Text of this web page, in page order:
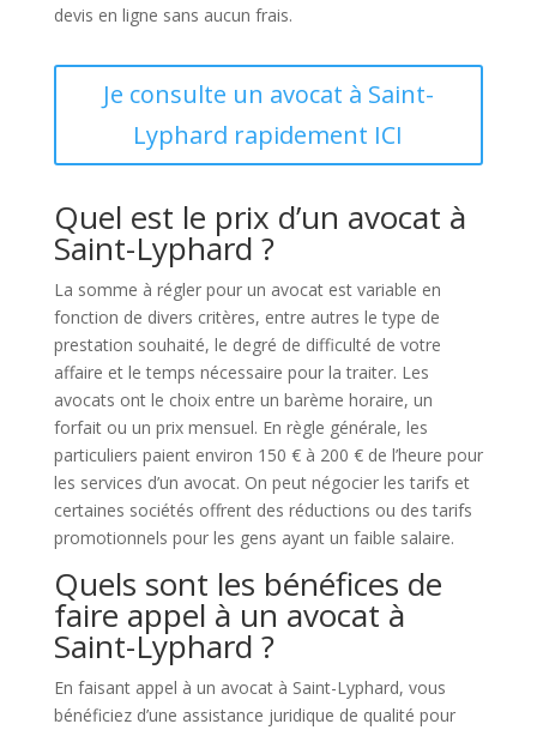
devis en ligne sans aucun frais.
Je consulte un avocat à Saint-
Lyphard rapidement ICI
Quel est le prix d’un avocat à
Saint-Lyphard ?
La somme à régler pour un avocat est variable en
fonction de divers critères, entre autres le type de
prestation souhaité, le degré de difficulté de votre
affaire et le temps nécessaire pour la traiter. Les
avocats ont le choix entre un barème horaire, un
forfait ou un prix mensuel. En règle générale, les
particuliers paient environ 150 € à 200 € de l’heure pour
les services d’un avocat. On peut négocier les tarifs et
certaines sociétés offrent des réductions ou des tarifs
promotionnels pour les gens ayant un faible salaire.
Quels sont les bénéfices de
faire appel à un avocat à
Saint-Lyphard ?
En faisant appel à un avocat à Saint-Lyphard, vous
bénéficiez d’une assistance juridique de qualité pour